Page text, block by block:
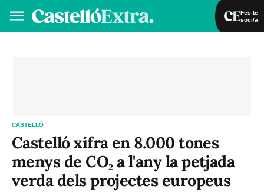
Fes-te
soci/a
CASTELLÓ
Castelló xifra en 8.000 tones
menys de CO₂ a l'any la petjada
verda dels projectes europeus